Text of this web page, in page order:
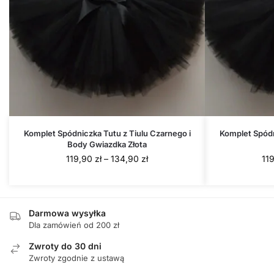
Komplet Spódniczka Tutu z Tiulu Czarnego i
Body Gwiazdka Złota
119,90 zł – 134,90 złZakres
Komplet
Darmowa wysyłka
Dla zamówień od 200 zł
Zwroty do 30 dni
Zwroty zgodnie z ustawą